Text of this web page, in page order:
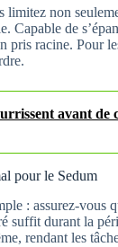
non
Capable de
pris racine. Pour
avant de
pour le Sedum
: assurez-
suffit durant la
rendant les